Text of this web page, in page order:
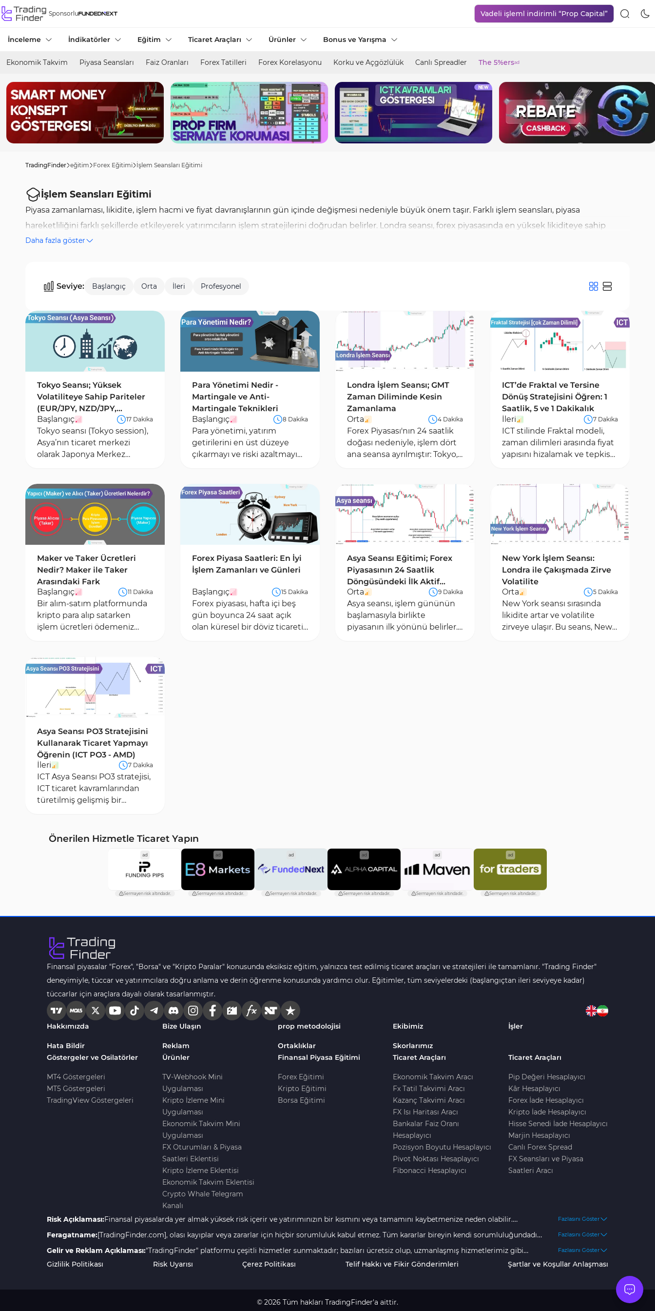
Sponsorlu Vadeli işleml indirimli “Prop Capital”
İnceleme İndikatörler Eğitim Ticaret Araçları Ürünler Bonus ve Yarışma
Ekonomik Takvim Piyasa Seansları Faiz Oranları Forex Tatilleri Forex Korelasyonu Korku ve Açgözlülük Canlı Spreadler The 5%ersad
TradingFinder eğitim Forex Eğitimi İşlem Seansları Eğitimi
İşlem Seansları Eğitimi
Piyasa zamanlaması, likidite, işlem hacmi ve fiyat davranışlarının gün içinde değişmesi nedeniyle büyük önem taşır. Farklı işlem seansları, piyasa
hareketliliğini farklı şekillerde etkileyerek yatırımcıların işlem stratejilerini doğrudan belirler. Londra seansı, forex piyasasında en yüksek likiditeye sahip
seanstır. New York ve Londra seanslarının çakıştığı zaman dilimi, genellikle en volatil fiyat hareketlerinin yaşandığı dönemdir. Asya seansı ise genellikle daha
stratejiler, likidite analizi ve işlem optimizasyon teknikleri hakkında özel eğitim içeriklerine erişim sağlanabilir.
Daha fazla göster
Seviye: Başlangıç Orta İleri Profesyonel
Tokyo Seansı; Yüksek
Volatiliteye Sahip Pariteler
(EUR/JPY, NZD/JPY,
GBP/JPY)
Başlangıç 17 Dakika
Tokyo seansı (Tokyo session),
Asya’nın ticaret merkezi
olarak Japonya Merkez
Para Yönetimi Nedir -
Martingale ve Anti-
Martingale Teknikleri
Başlangıç
8 Dakika
Para yönetimi, yatırım
getirilerini en üst düzeye
çıkarmayı ve riski azaltmayı
Londra İşlem Seansı; GMT
Zaman Diliminde Kesin
Zamanlama
Orta
4 Dakika
Forex Piyasası'nın 24 saatlik
doğası nedeniyle, işlem dört
ana seansa ayrılmıştır: Tokyo,
ICT’de Fraktal ve Tersine
Dönüş Stratejisini Öğren: 1
Saatlik, 5 ve 1 Dakikalık
İleri
7 Dakika
ICT stilinde Fraktal modeli,
zaman dilimleri arasında fiyat
yapısını hizalamak ve tepkisel
Maker ve Taker Ücretleri
Nedir? Maker ile Taker
Arasındaki Fark
Başlangıç
11 Dakika
Bir alım-satım platformunda
kripto para alıp satarken
işlem ücretleri ödemeniz
Forex Piyasa Saatleri: En İyi
İşlem Zamanları ve Günleri
Başlangıç 15 Dakika
Forex piyasası, hafta içi beş
gün boyunca 24 saat açık
olan küresel bir döviz ticareti
Asya Seansı Eğitimi; Forex
Piyasasının 24 Saatlik
Döngüsündeki İlk Aktif
Aşama
Orta 9 Dakika
Asya seansı, işlem gününün
başlamasıyla birlikte
piyasanın ilk yönünü belirler.
New York İşlem Seansı:
Londra ile Çakışmada Zirve
Volatilite
Orta
5 Dakika
New York seansı sırasında
likidite artar ve volatilite
zirveye ulaşır. Bu seans, New
Asya Seansı PO3 Stratejisini
Kullanarak Ticaret Yapmayı
Öğrenin (ICT PO3 - AMD)
İleri
7 Dakika
ICT Asya Seansı PO3 stratejisi,
ICT ticaret kavramlarından
türetilmiş gelişmiş bir
Önerilen Hizmetle Ticaret Yapın
ad
Sermayen risk altındadır.
ad
Sermayen risk altındadır.
ad
Sermayen risk altındadır.
ad
Sermayen risk altındadır.
ad
Sermayen risk altındadır.
ad
Sermayen risk altındadır.
Finansal piyasalar "Forex", "Borsa" ve "Kripto Paralar" konusunda eksiksiz eğitim, yalnızca test edilmiş ticaret araçları ve stratejileri ile tamamlanır. "Trading Finder"
deneyimiyle, tüccar ve yatırımcılara doğru anlama ve derin öğrenme konusunda yardımcı olur. Eğitimler, tüm seviyelerdeki (başlangıçtan ileri seviyeye kadar)
tüccarlar için araçlara dayalı olarak tasarlanmıştır.
Hakkımızda Bize Ulaşın prop metodolojisi Ekibimiz İşler
Hata Bildir Reklam Ortaklıklar
Skorlarımız
Göstergeler ve Osilatörler
MT4 Göstergeleri
MT5 Göstergeleri
TradingView Göstergeleri
Ürünler
TV-Webhook Mini
Uygulaması
Kripto İzleme Mini
Uygulaması
Ekonomik Takvim Mini
Uygulaması
FX Oturumları & Piyasa
Saatleri Eklentisi
Kripto İzleme Eklentisi
Ekonomik Takvim Eklentisi
Crypto Whale Telegram
Kanalı
Finansal Piyasa Eğitimi
Forex Eğitimi
Kripto Eğitimi
Borsa Eğitimi
Ticaret Araçları
Ekonomik Takvim Aracı
Fx Tatil Takvimi Aracı
Kazanç Takvimi Aracı
FX Isı Haritası Aracı
Bankalar Faiz Oranı
Hesaplayıcı
Pozisyon Boyutu Hesaplayıcı
Pivot Noktası Hesaplayıcı
Fibonacci Hesaplayıcı
Ticaret Araçları
Pip Değeri Hesaplayıcı
Kâr Hesaplayıcı
Forex İade Hesaplayıcı
Kripto İade Hesaplayıcı
Hisse Senedi İade Hesaplayıcı
Marjin Hesaplayıcı
Canlı Forex Spread
FX Seansları ve Piyasa
Saatleri Aracı
Risk Açıklaması:Finansal piyasalarda yer almak yüksek risk içerir ve yatırımınızın bir kısmını veya tamamını kaybetmenize neden olabilir.
Kayıpları önlemek için herhangi bir garanti veya belirli yönergeler yoktur. Broker araştırmalarına dayanan istatistiklerimize göre, müşterilerin
Marj üzerinde Forex, opsiyon, kripto para ve CFD ticareti yüksek risk içerir ve tüm yatırımcılar ve tüccarlar için uygun değildir. Herhangi bir tür
finansal piyasada veya finansal enstrümanlarda işlem yapmaya karar vermeden önce, yatırım hedeflerinizi dikkatlice değerlendirmelisiniz.
Fazlasını Göster
Feragatname:[TradingFinder.com], olası kayıplar veya zararlar için hiçbir sorumluluk kabul etmez. Tüm kararlar bireyin kendi sorumluluğundadır.
Geçmiş sonuçlar gelecekteki başarıyı garanti etmez, bu yüzden finansal ve yatırım kararlarınızı en üst düzeyde dikkatle alın.
Fazlasını Göster
Gelir ve Reklam Açıklaması:"TradingFinder" platformu çeşitli hizmetler sunmaktadır; bazıları ücretsiz olup, uzmanlaşmış hizmetlerimiz gibi
diğerleri ücretli veya abonelik yoluyla sunulmaktadır. Gelirlerimizi çeşitli yöntemlerle elde ediyoruz, bu da bize gerçekleri şeffaf bir şekilde
üyelikleri, kanal üyelikleri, yazılım satışları ve daha fazlası gibi birçok kanaldan elde ediyoruz. Bu, yatırımcıların ve tüccarların içeriğimizi güvenle
okuyup bilinçli seçimler yapabilmeleri için gerçekleri ve olayları doğru bir şekilde iletmemizi sağlar.
Fazlasını Göster
Gizlilik Politikası Risk Uyarısı Çerez Politikası Telif Hakkı ve Fikir Gönderimleri Şartlar ve Koşullar Anlaşması
© 2026 Tüm hakları TradingFinder'a aittir.